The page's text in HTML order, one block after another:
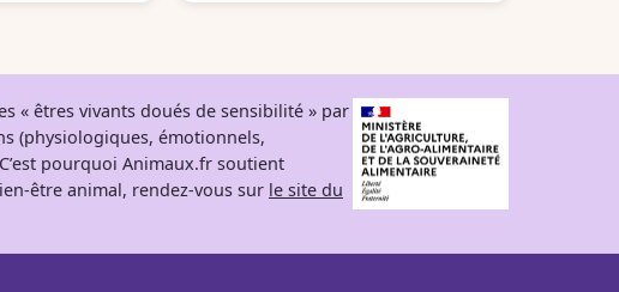
« êtres vivants doués de sensibilité » par
(physiologiques, émotionnels,
pourquoi Animaux.fr soutient
être animal, rendez-vous sur le site du